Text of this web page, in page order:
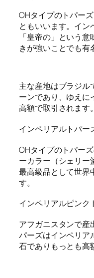
OHタイプのトパー
ともいいます。イ
「皇帝の」という
きが強いことでも有
主な産地はブラジル
ーンであり、ゆえに
高額で取引されます。
インペリアルトパー
OHタイプのトパー
ーカラー（シェリー
最高級品として世界
す。
インペリアルピンク
アフガニスタンで産
パーズはインペリア
石でありもっとも高